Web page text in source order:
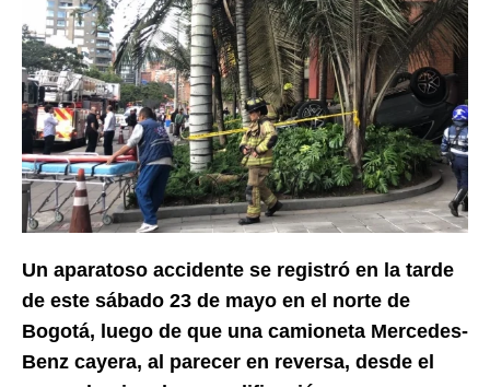
Un aparatoso accidente se registró en la tarde
de este sábado 23 de mayo en el norte de
Bogotá, luego de que una camioneta Mercedes-
Benz cayera, al parecer en reversa, desde el